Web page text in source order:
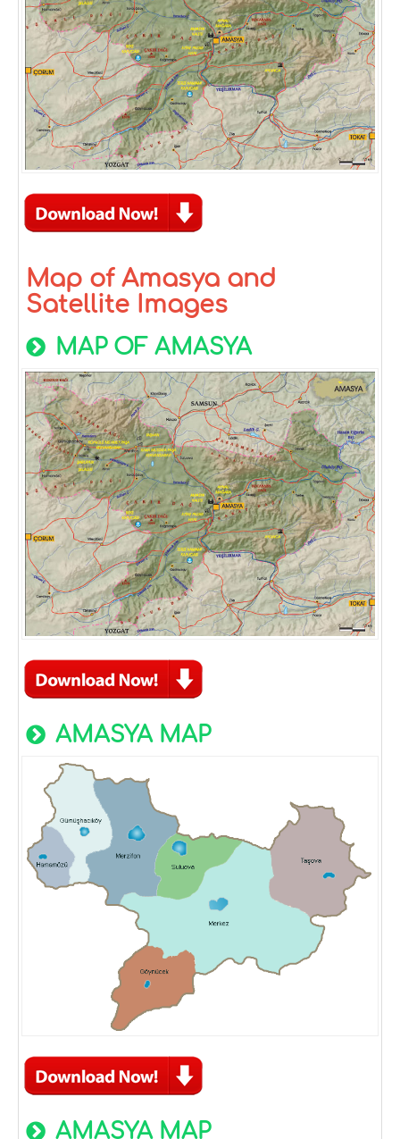
Map of Amasya and
Satellite Images
MAP OF AMASYA
AMASYA MAP
AMASYA MAP